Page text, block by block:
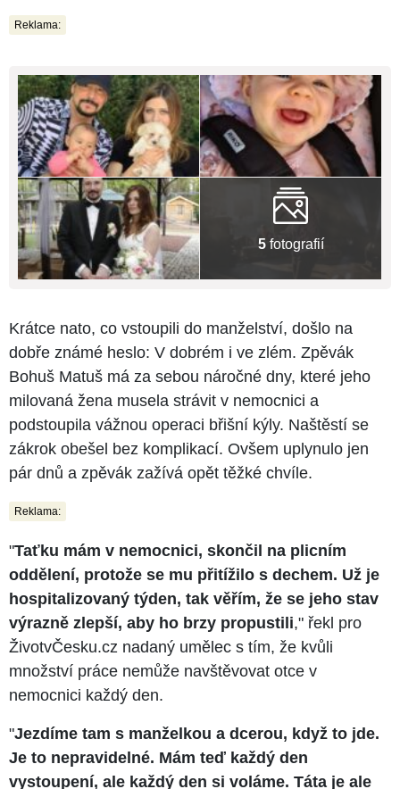
Reklama:
5fotografií
Krátce nato, co vstoupili do manželství, došlo na
dobře známé heslo: V dobrém i ve zlém. Zpěvák
Bohuš Matuš má za sebou náročné dny, které jeho
milovaná žena musela strávit v nemocnici a
podstoupila vážnou operaci břišní kýly. Naštěstí se
zákrok obešel bez komplikací. Ovšem uplynulo jen
pár dnů a zpěvák zažívá opět těžké chvíle.
Reklama:
"Taťku mám v nemocnici, skončil na plicním
oddělení, protože se mu přitížilo s dechem. Už je
hospitalizovaný týden, tak věřím, že se jeho stav
výrazně zlepší, aby ho brzy propustili," řekl pro
ŽivotvČesku.cz nadaný umělec s tím, že kvůli
množství práce nemůže navštěvovat otce v
nemocnici každý den.
"Jezdíme tam s manželkou a dcerou, když to jde.
Je to nepravidelné. Mám teď každý den
vystoupení, ale každý den si voláme. Táta je ale